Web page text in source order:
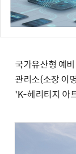
국가유산형 예
관리소(소장 이
'K-헤리티지 아